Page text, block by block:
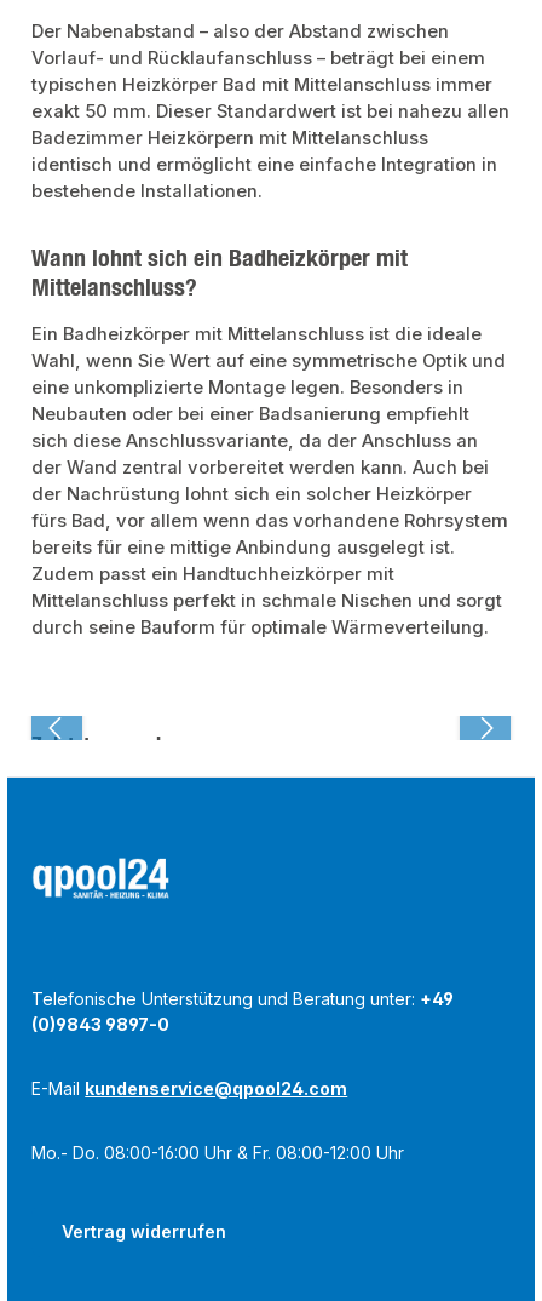
Der Nabenabstand – also der Abstand zwischen
Vorlauf- und Rücklaufanschluss – beträgt bei einem
typischen Heizkörper Bad mit Mittelanschluss immer
exakt 50 mm. Dieser Standardwert ist bei nahezu allen
Badezimmer Heizkörpern mit Mittelanschluss
identisch und ermöglicht eine einfache Integration in
bestehende Installationen.
Wann lohnt sich ein Badheizkörper mit
Mittelanschluss?
Ein Badheizkörper mit Mittelanschluss ist die ideale
Wahl, wenn Sie Wert auf eine symmetrische Optik und
eine unkomplizierte Montage legen. Besonders in
Neubauten oder bei einer Badsanierung empfiehlt
sich diese Anschlussvariante, da der Anschluss an
der Wand zentral vorbereitet werden kann. Auch bei
der Nachrüstung lohnt sich ein solcher Heizkörper
fürs Bad, vor allem wenn das vorhandene Rohrsystem
bereits für eine mittige Anbindung ausgelegt ist.
Zudem passt ein Handtuchheizkörper mit
Mittelanschluss perfekt in schmale Nischen und sorgt
durch seine Bauform für optimale Wärmeverteilung.
Zuletzt angesehen:
Telefonische Unterstützung und Beratung unter: +49
(0)9843 9897-0
E-Mail kundenservice@qpool24.com
Mo.- Do. 08:00-16:00 Uhr & Fr. 08:00-12:00 Uhr
Vertrag widerrufen